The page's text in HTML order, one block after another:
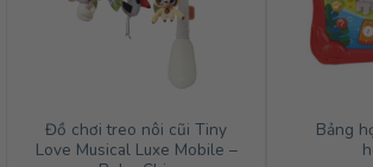
Đồ chơi treo nôi cũi Tiny
Love Musical Luxe Mobile –
Bảng